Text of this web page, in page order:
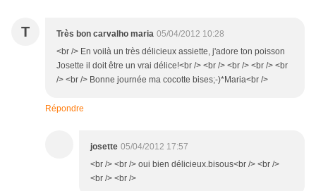
T Très bon carvalho maria 05/04/2012 10:28
<br /> En voilà un très délicieux assiette, j'adore ton poisson
Josette il doit être un vrai délice!<br /> <br /> <br /> <br /> <br
/> <br /> Bonne journée ma cocotte bises;-)*Maria<br />
Répondre
josette 05/04/2012 17:57
<br /> <br /> oui bien délicieux.bisous<br /> <br />
<br /> <br />